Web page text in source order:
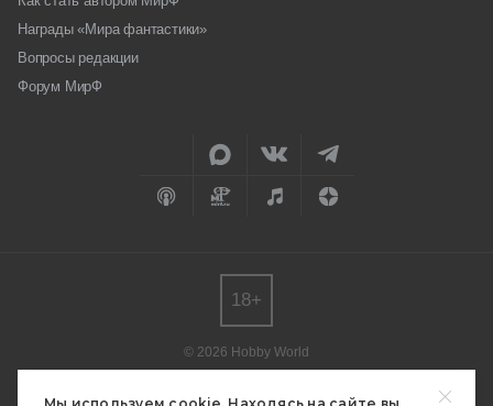
Награды «Мира фантастики»
Вопросы редакции
Форум МирФ
© 2026 Hobby World
редакции.
18+